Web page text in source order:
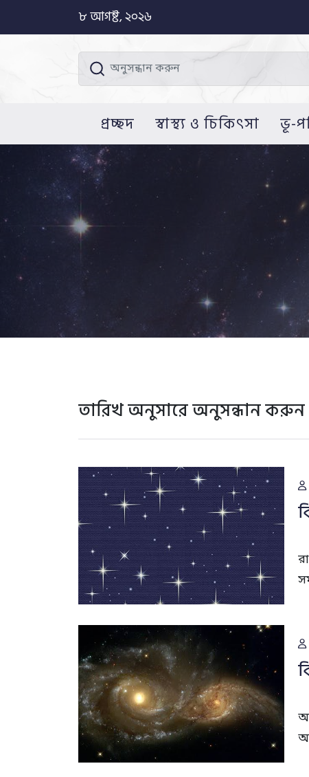
৮ আগষ্ট, ২০২৬
প্রচ্ছদ স্বাস্থ্য ও চিকিৎসা ভূ-
তারিখ অনুসারে অনুসন্ধান করুন